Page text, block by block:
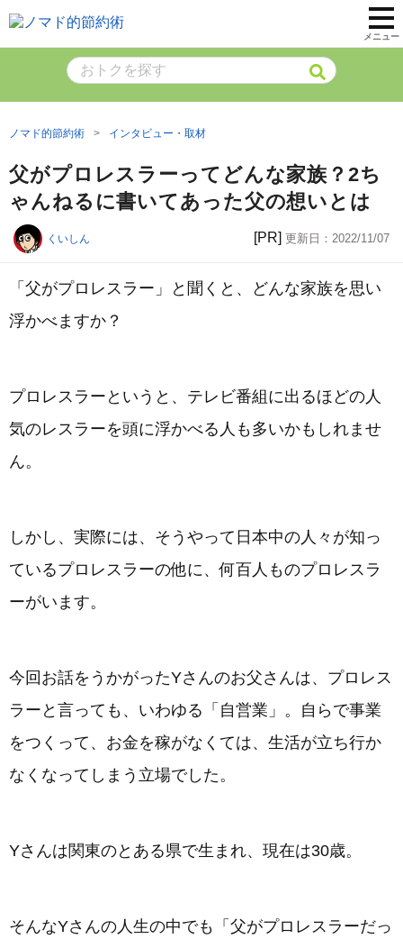
メニュー
ノマド的節約術 インタビュー・取材
父がプロレスラーってどんな家族？2ち
ゃんねるに書いてあった父の想いとは
くいしん [PR] 更新日： 2022/11/07
「父がプロレスラー」と聞くと、どんな家族を思い
浮かべますか？
プロレスラーというと、テレビ番組に出るほどの人
気のレスラーを頭に浮かべる人も多いかもしれませ
ん。
しかし、実際には、そうやって日本中の人々が知っ
ているプロレスラーの他に、何百人ものプロレスラ
ーがいます。
今回お話をうかがったYさんのお父さんは、プロレス
ラーと言っても、いわゆる「自営業」。自らで事業
をつくって、お金を稼がなくては、生活が立ち行か
なくなってしまう立場でした。
Yさんは関東のとある県で生まれ、現在は30歳。
そんなYさんの人生の中でも「父がプロレスラーだっ